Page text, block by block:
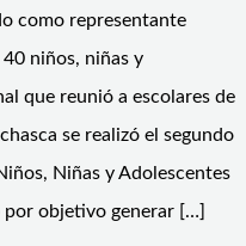
como representante
niños, niñas y
que reunió a escolares de
se realizó el segundo
Niñas y Adolescentes
objetivo generar […]